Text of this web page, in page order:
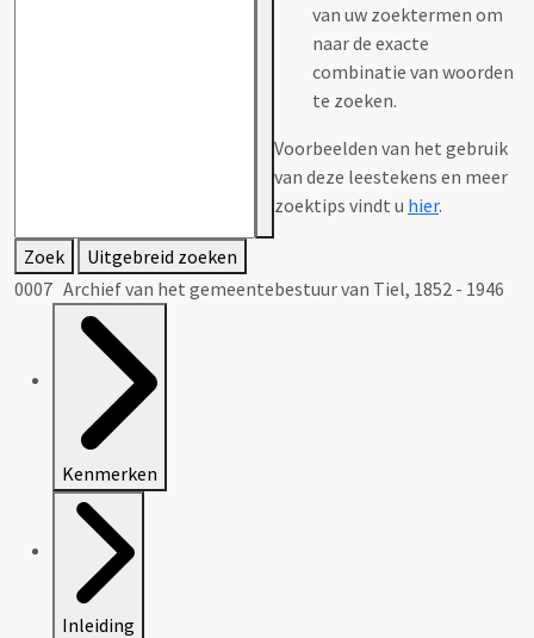
van uw zoektermen om
naar de exacte
combinatie van woorden
te zoeken.
Voorbeelden van het gebruik
van deze leestekens en meer
zoektips vindt u hier.
Zoek
Uitgebreid zoeken
0007 Archief van het gemeentebestuur van Tiel, 1852 - 1946
Kenmerken
Inleiding